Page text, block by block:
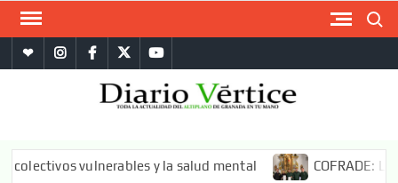
Saltar
contenidowhatsappinstagram
facebooktwitteryoutube
más
vulnerables y la salud mental COFRADE: La Banda